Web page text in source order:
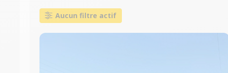
Aucun filtre actif